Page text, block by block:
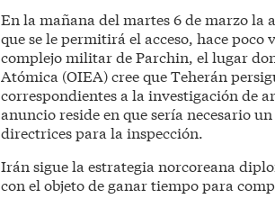
En la mañana del martes 6 de marzo
que se le permitirá el acceso, hace
complejo militar de Parchin, el lugar
Atómica (OIEA) cree que Teherán
correspondientes a la investigación de
anuncio reside en que sería necesario
directrices para la inspección.
Irán sigue la estrategia norcoreana
con el objeto de ganar tiempo para